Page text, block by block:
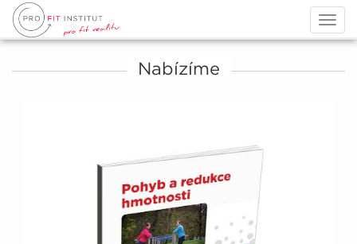
Nabízíme